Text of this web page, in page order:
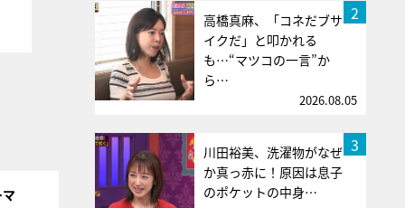
マ
2
高橋真麻、「コネだブサ
イクだ」と叩かれる
も…“マツコの一言”か
ら…
2026.08.05
3
川田裕美、洗濯物がなぜ
か真っ赤に！原因は息子
のポケットの中身…